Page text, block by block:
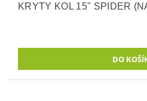
KRYTY KOL 15" SPIDER